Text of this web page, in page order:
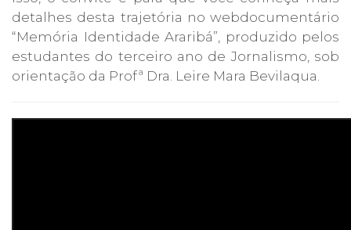
detalhes desta trajetória no webdocumentário
“Memória Identidade Araribá”, produzido pelos
estudantes do terceiro ano de Jornalismo, sob
orientação da Profª Dra. Leire Mara Bevilaqua.